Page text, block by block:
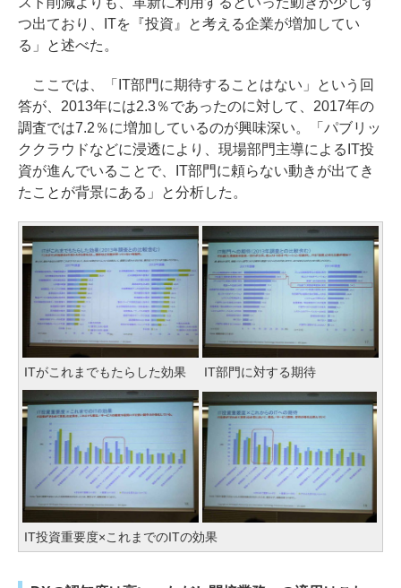
つ出ており、ITを『投資』と考える企業が増加してい
る」と述べた。
ここでは、「IT部門に期待することはない」という回
答が、2013年には2.3％であったのに対して、2017年の
調査では7.2％に増加しているのが興味深い。「パブリッ
ククラウドなどに浸透により、現場部門主導によるIT投
資が進んでいることで、IT部門に頼らない動きが出てき
たことが背景にある」と分析した。
ITがこれまでもたらした効果 IT部門に対する期待
IT投資重要度×これまでのITの効果